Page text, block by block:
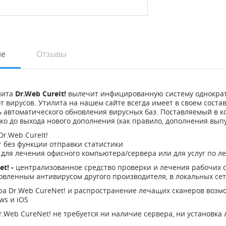
Отзывы
Dr.Web CureIt! вылечит инфицированную систему
вирусов. Утилита на нашем сайте всегда имеет в своем
автоматического обновления вирусных баз. Поставляемый в
до выхода нового дополнения (как правило, дополнения
CureIt!
функции отправки статистики
лечения офисного компьютера/сервера или для услуг по
- централизованное средство проверки и лечения
антивирусом другого производителя, в локальных
Dr.Web CureNet! и распространение лечащих сканеров
и iOS
CureNet! не требуется ни наличие сервера, ни